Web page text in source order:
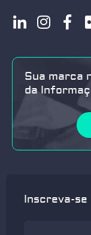
Sua marca
da
Inscreva-